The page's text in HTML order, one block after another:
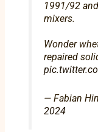
1991/92
mixers.
Wonder
repaired
— Fabian
2024